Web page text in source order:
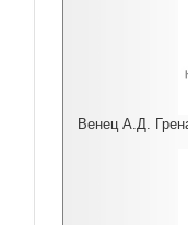
Венец А.Д.